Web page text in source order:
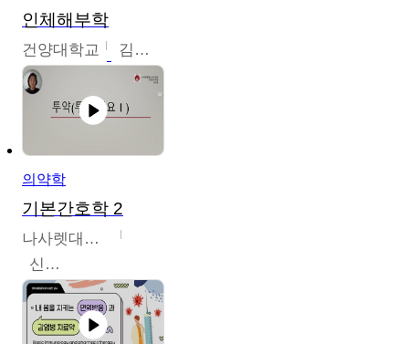
인체해부학
건양대학교 김철태
의약학
기본간호학 2
나사렛대학교
신미경